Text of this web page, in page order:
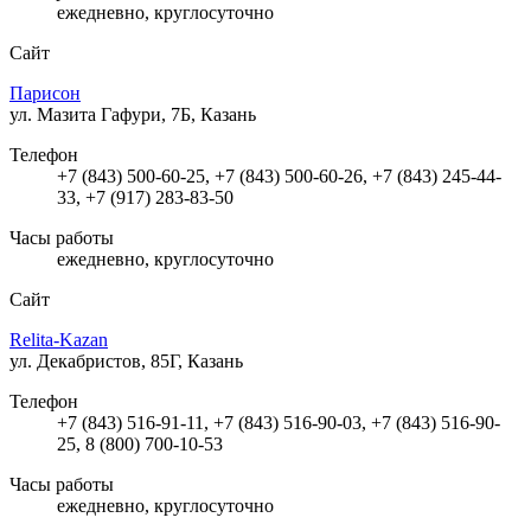
ежедневно, круглосуточно
Сайт
Парисон
ул. Мазита Гафури, 7Б, Казань
Телефон
+7 (843) 500-60-25, +7 (843) 500-60-26, +7 (843) 245-44-
33, +7 (917) 283-83-50
Часы работы
ежедневно, круглосуточно
Сайт
Relita-Kazan
ул. Декабристов, 85Г, Казань
Телефон
+7 (843) 516-91-11, +7 (843) 516-90-03, +7 (843) 516-90-
25, 8 (800) 700-10-53
Часы работы
ежедневно, круглосуточно